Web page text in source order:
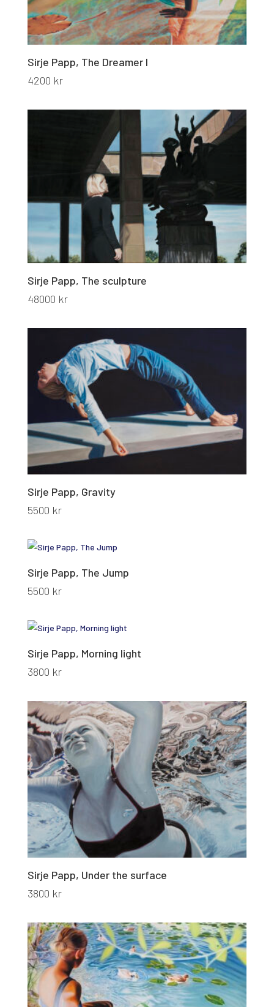
Sirje Papp, The Dreamer I
4200 kr
Sirje Papp, The sculpture
48000 kr
Sirje Papp, Gravity
5500 kr
Sirje Papp, The Jump
5500 kr
Sirje Papp, Morning light
3800 kr
Sirje Papp, Under the surface
3800 kr